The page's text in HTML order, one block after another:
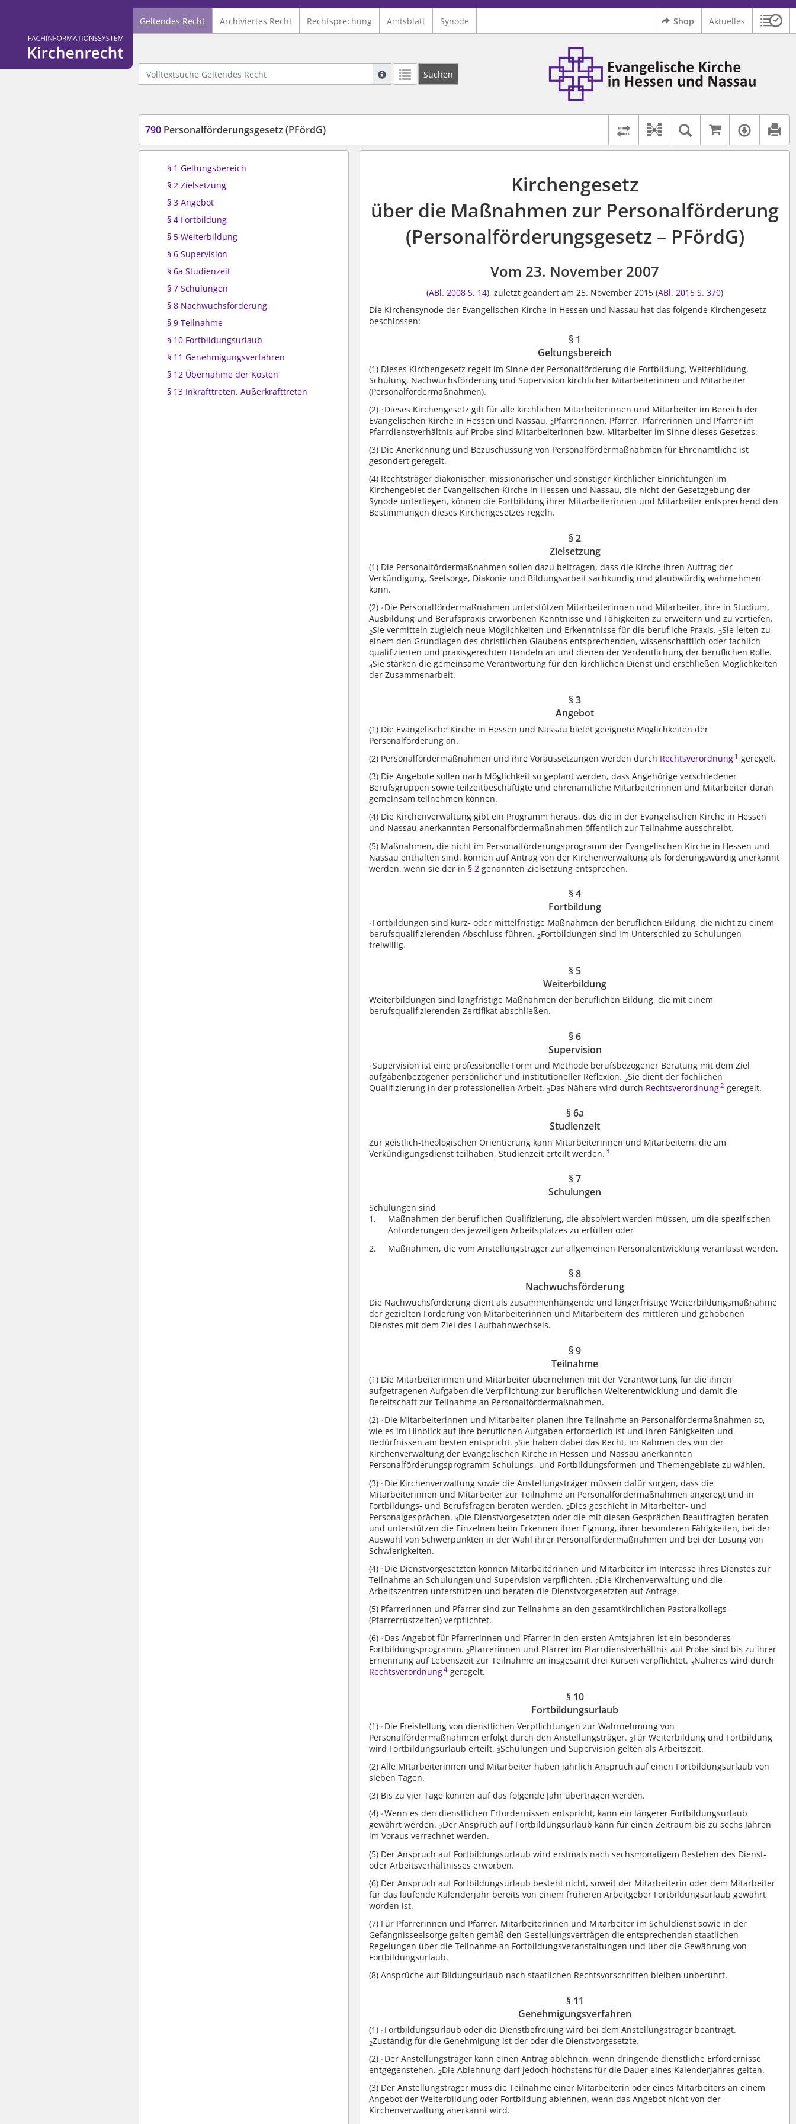
Logo Fachinformationssystem Kirchenrecht
Geltendes Recht Archiviertes Recht Rechtsprechung Amtsblatt Synode Shop Aktuelles
Volltextsuche Geltendes Recht
Suche mit Platzhalter "*", Bsp. Pfarrer*, findet auch: "Pfarrerinitiative" oder "Pfarrerausschuss".
Weitere Suchoperatoren finden Sie in unserer Hilfe.
Suchen
Logo Ev. Kirche in Hessen und Nassau
790 Personalförderungsgesetz (PFördG)
Rechtsstände vergleichen
Dokument-Beziehungen
Textsuche im
Auf
§ 1 Geltungsbereich
§ 2 Zielsetzung
§ 3 Angebot
§ 4 Fortbildung
§ 5 Weiterbildung
§ 6 Supervision
§ 6a Studienzeit
§ 7 Schulungen
§ 8 Nachwuchsförderung
§ 9 Teilnahme
§ 10 Fortbildungsurlaub
§ 11 Genehmigungsverfahren
§ 12 Übernahme der Kosten
§ 13 Inkrafttreten, Außerkrafttreten
Kirchengesetz
über die Maßnahmen zur Personalförderung
(Personalförderungsgesetz – PFördG)
Vom 23. November 2007
(ABl. 2008 S. 14), zuletzt geändert am 25. November 2015 (ABl. 2015 S. 370)
Die Kirchensynode der Evangelischen Kirche in Hessen und Nassau hat das folgende Kirchengesetz
beschlossen:
§ 1
Geltungsbereich
(1) Dieses Kirchengesetz regelt im Sinne der Personalförderung die Fortbildung, Weiterbildung,
Schulung, Nachwuchsförderung und Supervision kirchlicher Mitarbeiterinnen und Mitarbeiter
(Personalfördermaßnahmen).
(2) 1 Dieses Kirchengesetz gilt für alle kirchlichen Mitarbeiterinnen und Mitarbeiter im Bereich der
Evangelischen Kirche in Hessen und Nassau. 2Pfarrerinnen, Pfarrer, Pfarrerinnen und Pfarrer im
Pfarrdienstverhältnis auf Probe sind Mitarbeiterinnen bzw. Mitarbeiter im Sinne dieses Gesetzes.
(3) Die Anerkennung und Bezuschussung von Personalfördermaßnahmen für Ehrenamtliche ist
gesondert geregelt.
(4) Rechtsträger diakonischer, missionarischer und sonstiger kirchlicher Einrichtungen im
Kirchengebiet der Evangelischen Kirche in Hessen und Nassau, die nicht der Gesetzgebung der
Synode unterliegen, können die Fortbildung ihrer Mitarbeiterinnen und Mitarbeiter entsprechend den
Bestimmungen dieses Kirchengesetzes regeln.
§ 2
Zielsetzung
(1) Die Personalfördermaßnahmen sollen dazu beitragen, dass die Kirche ihren Auftrag der
Verkündigung, Seelsorge, Diakonie und Bildungsarbeit sachkundig und glaubwürdig wahrnehmen
kann.
(2) 1 Die Personalfördermaßnahmen unterstützen Mitarbeiterinnen und Mitarbeiter, ihre in Studium,
Ausbildung und Berufspraxis erworbenen Kenntnisse und Fähigkeiten zu erweitern und zu vertiefen.
2Sie vermitteln zugleich neue Möglichkeiten und Erkenntnisse für die berufliche Praxis.3Sie leiten zu
einem den Grundlagen des christlichen Glaubens entsprechenden, wissenschaftlich oder fachlich
qualifizierten und praxisgerechten Handeln an und dienen der Verdeutlichung der beruflichen Rolle.
4Sie stärken die gemeinsame Verantwortung für den kirchlichen Dienst und erschließen Möglichkeiten
der Zusammenarbeit.
§ 3
Angebot
(1) Die Evangelische Kirche in Hessen und Nassau bietet geeignete Möglichkeiten der
Personalförderung an.
(2) Personalfördermaßnahmen und ihre Voraussetzungen werden durch Rechtsverordnung 1 geregelt.
(3) Die Angebote sollen nach Möglichkeit so geplant werden, dass Angehörige verschiedener
Berufsgruppen sowie teilzeitbeschäftigte und ehrenamtliche Mitarbeiterinnen und Mitarbeiter daran
gemeinsam teilnehmen können.
(4) Die Kirchenverwaltung gibt ein Programm heraus, das die in der Evangelischen Kirche in Hessen
und Nassau anerkannten Personalfördermaßnahmen öffentlich zur Teilnahme ausschreibt.
(5) Maßnahmen, die nicht im Personalförderungsprogramm der Evangelischen Kirche in Hessen und
Nassau enthalten sind, können auf Antrag von der Kirchenverwaltung als förderungswürdig anerkannt
werden, wenn sie der in § 2 genannten Zielsetzung entsprechen.
§ 4
Fortbildung
1 Fortbildungen sind kurz- oder mittelfristige Maßnahmen der beruflichen Bildung, die nicht zu einem
berufsqualifizierenden Abschluss führen. 2Fortbildungen sind im Unterschied zu Schulungen
freiwillig.
§ 5
Weiterbildung
Weiterbildungen sind langfristige Maßnahmen der beruflichen Bildung, die mit einem
berufsqualifizierenden Zertifikat abschließen.
§ 6
Supervision
1Supervision ist eine professionelle Form und Methode berufsbezogener Beratung mit dem Ziel
aufgabenbezogener persönlicher und institutioneller Reflexion. 2Sie dient der fachlichen
Qualifizierung in der professionellen Arbeit.3Das Nähere wird durch Rechtsverordnung 2 geregelt.
§ 6a
Studienzeit
Zur geistlich-theologischen Orientierung kann Mitarbeiterinnen und Mitarbeitern, die am
Verkündigungsdienst teilhaben, Studienzeit erteilt werden. 3
§ 7
Schulungen
Schulungen sind
Maßnahmen der beruflichen Qualifizierung, die absolviert werden müssen, um die spezifischen
Anforderungen des jeweiligen Arbeitsplatzes zu erfüllen oder
Maßnahmen, die vom Anstellungsträger zur allgemeinen Personalentwicklung veranlasst werden.
§ 8
Nachwuchsförderung
Die Nachwuchsförderung dient als zusammenhängende und längerfristige Weiterbildungsmaßnahme
der gezielten Förderung von Mitarbeiterinnen und Mitarbeitern des mittleren und gehobenen
Dienstes mit dem Ziel des Laufbahnwechsels.
§ 9
Teilnahme
(1) Die Mitarbeiterinnen und Mitarbeiter übernehmen mit der Verantwortung für die ihnen
aufgetragenen Aufgaben die Verpflichtung zur beruflichen Weiterentwicklung und damit die
Bereitschaft zur Teilnahme an Personalfördermaßnahmen.
(2) 1 Die Mitarbeiterinnen und Mitarbeiter planen ihre Teilnahme an Personalfördermaßnahmen so,
wie es im Hinblick auf ihre beruflichen Aufgaben erforderlich ist und ihren Fähigkeiten und
Bedürfnissen am besten entspricht. 2Sie haben dabei das Recht, im Rahmen des von der
Kirchenverwaltung der Evangelischen Kirche in Hessen und Nassau anerkannten
Personalförderungsprogramm Schulungs- und Fortbildungsformen und Themengebiete zu wählen.
(3) 1 Die Kirchenverwaltung sowie die Anstellungsträger müssen dafür sorgen, dass die
Mitarbeiterinnen und Mitarbeiter zur Teilnahme an Personalfördermaßnahmen angeregt und in
Fortbildungs- und Berufsfragen beraten werden. 2Dies geschieht in Mitarbeiter- und
Personalgesprächen.3Die Dienstvorgesetzten oder die mit diesen Gesprächen Beauftragten beraten
und unterstützen die Einzelnen beim Erkennen ihrer Eignung, ihrer besonderen Fähigkeiten, bei der
Auswahl von Schwerpunkten in der Wahl ihrer Personalfördermaßnahmen und bei der Lösung von
Schwierigkeiten.
(4) 1 Die Dienstvorgesetzten können Mitarbeiterinnen und Mitarbeiter im Interesse ihres Dienstes zur
Teilnahme an Schulungen und Supervision verpflichten. 2Die Kirchenverwaltung und die
Arbeitszentren unterstützen und beraten die Dienstvorgesetzten auf Anfrage.
(5) Pfarrerinnen und Pfarrer sind zur Teilnahme an den gesamtkirchlichen Pastoralkollegs
(Pfarrerrüstzeiten) verpflichtet.
(6) 1 Das Angebot für Pfarrerinnen und Pfarrer in den ersten Amtsjahren ist ein besonderes
Fortbildungsprogramm. 2Pfarrerinnen und Pfarrer im Pfarrdienstverhältnis auf Probe sind bis zu ihrer
Ernennung auf Lebenszeit zur Teilnahme an insgesamt drei Kursen verpflichtet.3Näheres wird durch
Rechtsverordnung4 geregelt.
§ 10
Fortbildungsurlaub
(1) 1 Die Freistellung von dienstlichen Verpflichtungen zur Wahrnehmung von
Personalfördermaßnahmen erfolgt durch den Anstellungsträger. 2Für Weiterbildung und Fortbildung
wird Fortbildungsurlaub erteilt.3Schulungen und Supervision gelten als Arbeitszeit.
(2) Alle Mitarbeiterinnen und Mitarbeiter haben jährlich Anspruch auf einen Fortbildungsurlaub von
sieben Tagen.
(3) Bis zu vier Tage können auf das folgende Jahr übertragen werden.
(4) 1Wenn es den dienstlichen Erfordernissen entspricht, kann ein längerer Fortbildungsurlaub
gewährt werden. 2Der Anspruch auf Fortbildungsurlaub kann für einen Zeitraum bis zu sechs Jahren
im Voraus verrechnet werden.
(5) Der Anspruch auf Fortbildungsurlaub wird erstmals nach sechsmonatigem Bestehen des Dienst-
oder Arbeitsverhältnisses erworben.
(6) Der Anspruch auf Fortbildungsurlaub besteht nicht, soweit der Mitarbeiterin oder dem Mitarbeiter
für das laufende Kalenderjahr bereits von einem früheren Arbeitgeber Fortbildungsurlaub gewährt
worden ist.
(7) Für Pfarrerinnen und Pfarrer, Mitarbeiterinnen und Mitarbeiter im Schuldienst sowie in der
Gefängnisseelsorge gelten gemäß den Gestellungsverträgen die entsprechenden staatlichen
Regelungen über die Teilnahme an Fortbildungsveranstaltungen und über die Gewährung von
Fortbildungsurlaub.
(8) Ansprüche auf Bildungsurlaub nach staatlichen Rechtsvorschriften bleiben unberührt.
§ 11
Genehmigungsverfahren
(1) 1 Fortbildungsurlaub oder die Dienstbefreiung wird bei dem Anstellungsträger beantragt.
2Zuständig für die Genehmigung ist der oder die Dienstvorgesetzte.
(2) 1 Der Anstellungsträger kann einen Antrag ablehnen, wenn dringende dienstliche Erfordernisse
entgegenstehen. 2Die Ablehnung darf jedoch höchstens für die Dauer eines Kalenderjahres gelten.
(3) Der Anstellungsträger muss die Teilnahme einer Mitarbeiterin oder eines Mitarbeiters an einem
Angebot der Weiterbildung oder Fortbildung ablehnen, wenn das Angebot nicht von der
Kirchenverwaltung anerkannt wird.